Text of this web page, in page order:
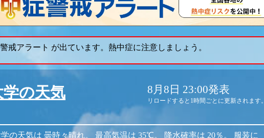
戒アラート が出ています。熱中症に注意しましょう。
の天気 8月8日 23:00発表
リロードすると1時間ごとに更新されます。
の天気は 曇時々晴れ。 最高気温は 35℃。 降水確率は 20％。
服装に